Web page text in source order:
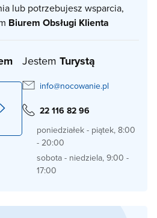
lub potrzebujesz wsparcia,
Biurem Obsługi Klienta
Jestem Turystą
info@nocowanie.pl
22 116 82 96
poniedziałek - piątek, 8:00
- 20:00
sobota - niedziela, 9:00 -
17:00